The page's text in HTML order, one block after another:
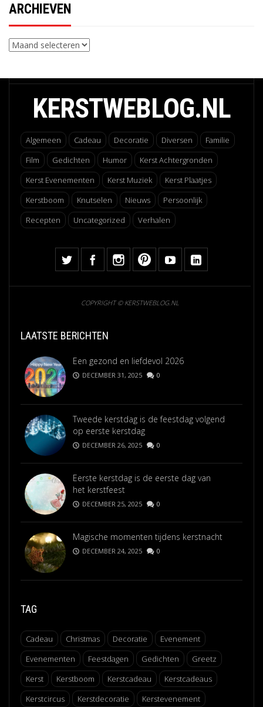
ARCHIEVEN
Archieven
KERSTWEBLOG.NL
Algemeen Cadeau Decoratie Diversen
Familie
Film
Gedichten Humor
Kerst Achtergronden
Kerst Evenementen
Kerst Muziek
Kerst Plaatjes
Kerstboom
Knutselen Nieuws
Persoonlijk
Recepten
Uncategorized Verhalen
COPYRIGHT © KERSTWEBLOG.NL
LAATSTE BERICHTEN
Een gezond en liefdevol 2026
DECEMBER 31, 2025 0
Tweede kerstdag is de feestdag volgend
op eerste kerstdag
DECEMBER 26, 2025 0
Eerste kerstdag is de eerste dag van
het kerstfeest
DECEMBER 25, 2025 0
Magische momenten tijdens kerstnacht
DECEMBER 24, 2025 0
TAG
Cadeau Christmas Decoratie
Evenement
Evenementen
Feestdagen Gedichten
Greetz
Kerst
Kerstboom Kerstcadeau
Kerstcadeaus
Kerstcircus
Kerstdecoratie Kerstevenement